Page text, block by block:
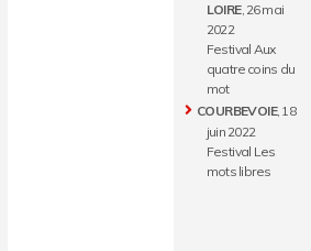
LOIRE, 26 mai
2022
Festival Aux
quatre coins du
mot
COURBEVOIE, 18
juin 2022
Festival Les
mots libres